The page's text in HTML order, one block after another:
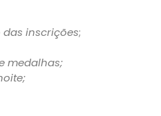
inscrições;
medalhas;